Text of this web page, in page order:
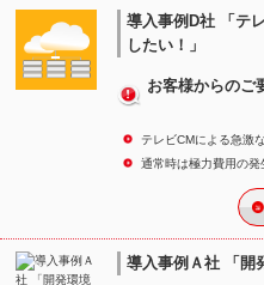
導入事例D社 「テ
したい！」
お客様からのご
テレビCMによる急激
通常時は極力費用の発
導入事例Ａ社 「開